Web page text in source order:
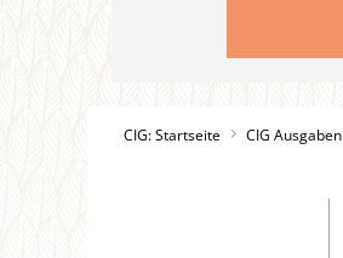
CIG: Startseite CIG Ausgaben